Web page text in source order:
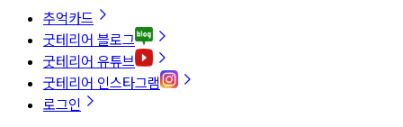
추억카드
굿테리어 블로그
굿테리어 유튜브
굿테리어 인스타그램
로그인